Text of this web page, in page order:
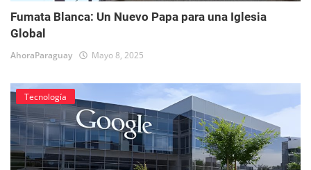
Fumata Blanca: Un Nuevo Papa para una Iglesia
Global
AhoraParaguay Mayo 8, 2025
Tecnología